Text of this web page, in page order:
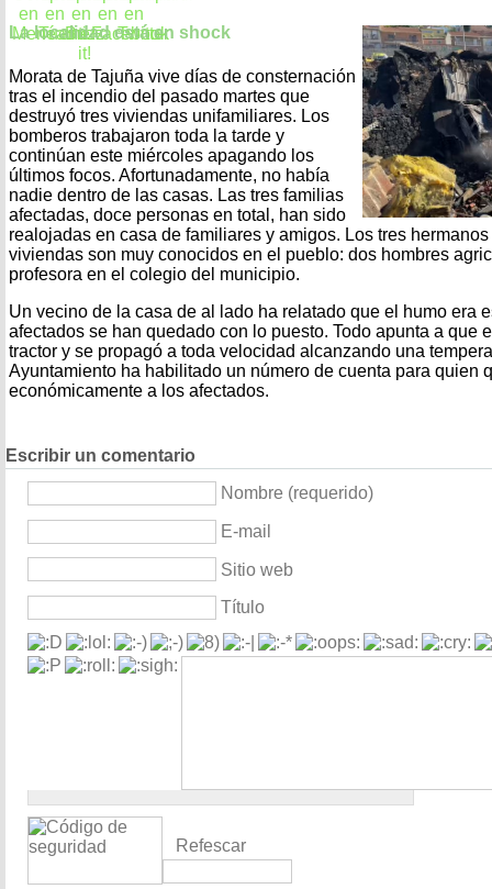
La localidad está en shock
Morata de Tajuña vive días de consternación
tras el incendio del pasado martes que
destruyó tres viviendas unifamiliares. Los
bomberos trabajaron toda la tarde y
continúan este miércoles apagando los
últimos focos. Afortunadamente, no había
nadie dentro de las casas. Las tres familias
afectadas, doce personas en total, han sido
realojadas en casa de familiares y amigos. Los tres
viviendas son muy conocidos en el pueblo: dos hombres
profesora en el colegio del municipio.
Un vecino de la casa de al lado ha relatado que el humo era
afectados se han quedado con lo puesto. Todo apunta a que
tractor y se propagó a toda velocidad alcanzando una
Ayuntamiento ha habilitado un número de cuenta para quien
económicamente a los afectados.
Escribir un comentario
Nombre (requerido)
E-mail
Sitio web
Título
Refescar